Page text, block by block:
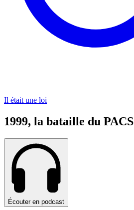
Il était une loi
1999, la bataille du PACS
Écouter en podcast